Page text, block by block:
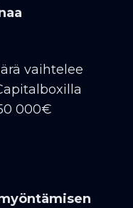
vaihtelee
000€